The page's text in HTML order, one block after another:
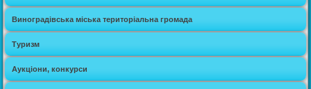
Виноградівська міська територіальна громада
Туризм
Аукціони, конкурси